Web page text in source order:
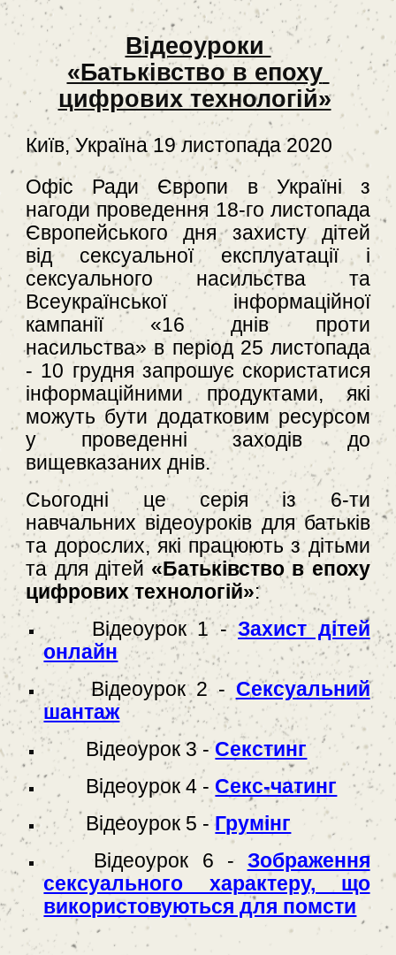
Відеоуроки
«Батьківство в епоху
цифрових технологій»
Київ, Україна 19 листопада 2020
Офіс Ради Європи в Україні з
нагоди проведення 18-го листопада
Європейського днязахисту дітей
від сексуальної експлуатації і
сексуального насильства та
Всеукраїнської інформаційної
кампанії «16 днів проти
насильства» в період 25 листопада
- 10 грудня запрошує скористатися
інформаційними продуктами, які
можуть бути додатковим ресурсом
у проведенні заходів до
вищевказаних днів.
Сьогодні це серія із 6-ти
навчальних відеоуроків для батьків
та дорослих, які працюють з дітьми
та для дітей «Батьківство в епоху
цифрових технологій»:
Відеоурок 1 - Захист дітей
онлайн
Відеоурок 2 - Сексуальний
шантаж
Відеоурок 3 - Секстинг
Відеоурок 4 - Секс-чатинг
Відеоурок 5 - Грумінг
Відеоурок 6 -
Зображення
сексуального характеру, що
використовуються для помсти